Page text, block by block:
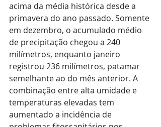
acima da média histórica desde a
primavera do ano passado. Somente
em dezembro, o acumulado médio
de precipitação chegou a 240
milímetros, enquanto janeiro
registrou 236 milímetros, patamar
semelhante ao do mês anterior. A
combinação entre alta umidade e
temperaturas elevadas tem
aumentado a incidência de